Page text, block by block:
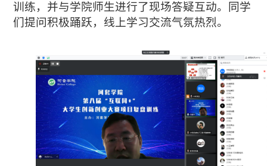
训练，并与学院师生进行了现场答疑互动。同学
们提问积极踊跃，线上学习交流气氛热烈。